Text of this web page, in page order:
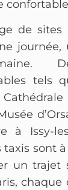
de
journée,
tels
à Issy-
taxis sont
un trajet